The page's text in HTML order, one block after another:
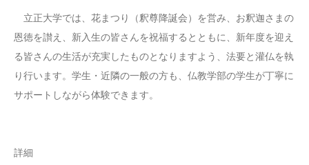
立正大学では、花まつり（釈尊降誕会）を営み、お釈迦さまの
恩徳を讃え、新入生の皆さんを祝福するとともに、新年度を迎え
る皆さんの生活が充実したものとなりますよう、法要と灌仏を執
り行います。学生・近隣の一般の方も、仏教学部の学生が丁寧に
サポートしながら体験できます。
詳細